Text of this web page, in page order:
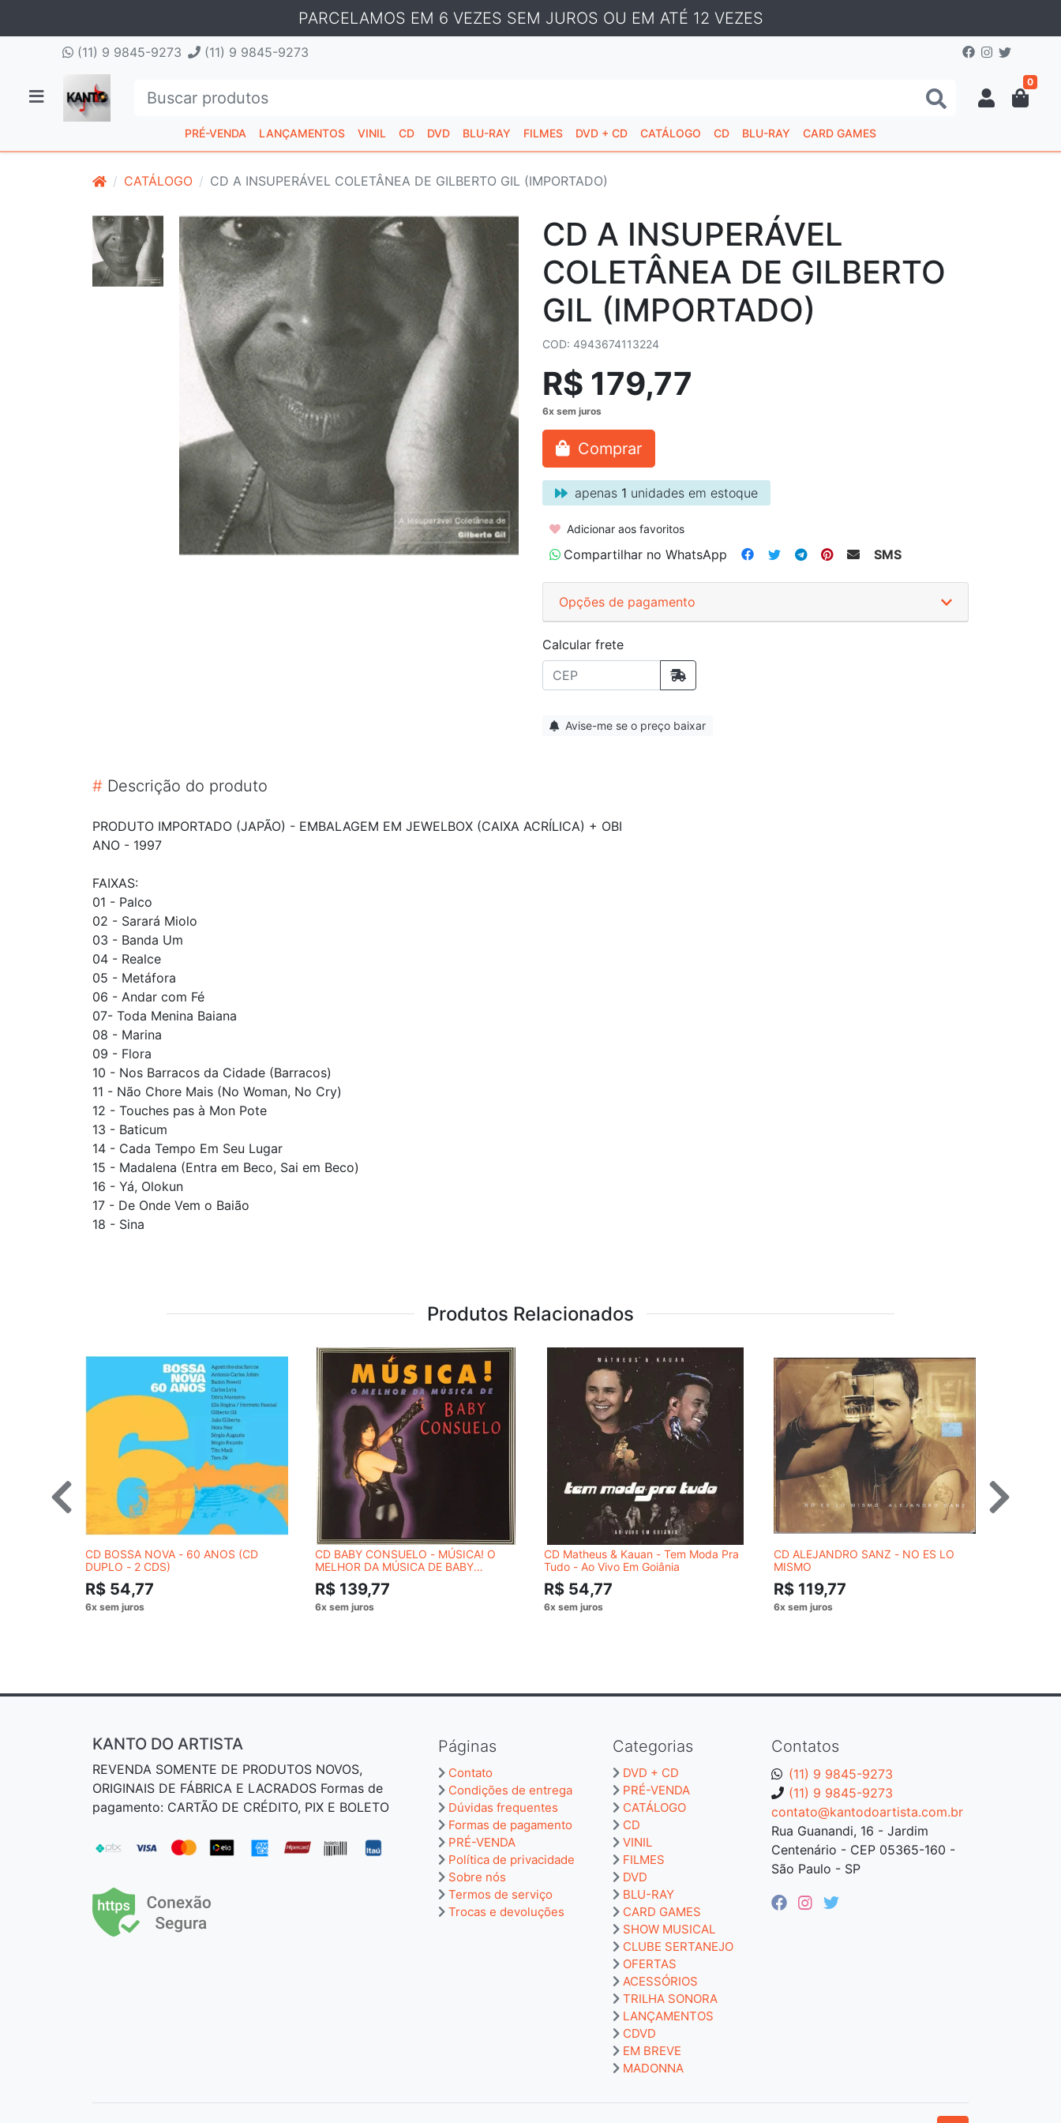
PARCELAMOS EM 6 VEZES SEM JUROS OU EM ATÉ 12 VEZES
(11) 9 9845-9273 (11) 9 9845-9273
0
PRÉ-VENDA LANÇAMENTOS VINIL CD DVD BLU-RAY FILMES DVD + CD CATÁLOGO CD BLU-RAY CARD GAMES
CATÁLOGO CD A INSUPERÁVEL COLETÂNEA DE GILBERTO GIL (IMPORTADO)
CD A INSUPERÁVEL
COLETÂNEA DE GILBERTO
GIL (IMPORTADO)
COD: 4943674113224
R$ 179,77
Comprar
apenas 1 unidades em estoque
Adicionar aos favoritos
Compartilhar no WhatsApp SMS
Opções de pagamento
Calcular frete
Avise-me se o preço baixar
# Descrição do produto
PRODUTO IMPORTADO (JAPÃO) - EMBALAGEM EM JEWELBOX (CAIXA ACRÍLICA) + OBI
ANO - 1997
FAIXAS:
01 - Palco
02 - Sarará Miolo
03 - Banda Um
04 - Realce
05 - Metáfora
06 - Andar com Fé
07- Toda Menina Baiana
08 - Marina
09 - Flora
10 - Nos Barracos da Cidade (Barracos)
11 - Não Chore Mais (No Woman, No Cry)
12 - Touches pas à Mon Pote
13 - Baticum
14 - Cada Tempo Em Seu Lugar
15 - Madalena (Entra em Beco, Sai em Beco)
16 - Yá, Olokun
17 - De Onde Vem o Baião
18 - Sina
Produtos Relacionados
CD BOSSA NOVA - 60 ANOS (CD
DUPLO - 2 CDS)
R$ 54,77
CD BABY CONSUELO - MÚSICA! O
MELHOR DA MÚSICA DE BABY
CONSUELO
R$ 139,77
CD Matheus & Kauan - Tem Moda Pra
Tudo - Ao Vivo Em Goiânia
R$ 54,77
CD ALEJANDRO SANZ - NO ES LO
MISMO
R$ 119,77
Contatos
(11) 9 9845-9273
(11) 9 9845-9273
contato@kantodoartista.com.br
Rua Guanandi, 16 - Jardim
Centenário - CEP 05365-160 -
São Paulo - SP
Páginas
Contato
Condições de entrega
Dúvidas frequentes
Formas de pagamento
PRÉ-VENDA
Política de privacidade
Sobre nós
Termos de serviço
Trocas e devoluções
Categorias
DVD + CD
PRÉ-VENDA
CATÁLOGO
CD
VINIL
FILMES
DVD
BLU-RAY
CARD GAMES
SHOW MUSICAL
CLUBE SERTANEJO
OFERTAS
ACESSÓRIOS
TRILHA SONORA
LANÇAMENTOS
CDVD
EM BREVE
MADONNA
KANTO DO ARTISTA
REVENDA SOMENTE DE PRODUTOS NOVOS,
ORIGINAIS DE FÁBRICA E LACRADOS Formas de
pagamento: CARTÃO DE CRÉDITO, PIX E BOLETO